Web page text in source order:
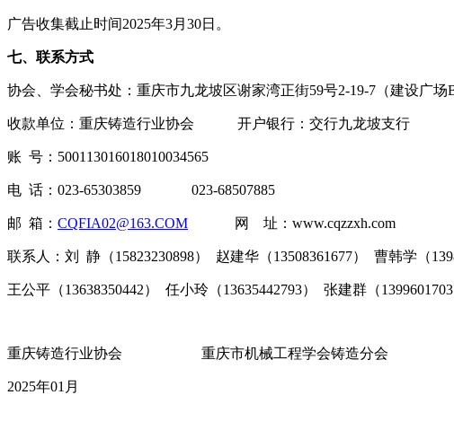
广告收集截止时间2025年3月30日。
七、联系方式
协会、学会秘书处：重庆市九龙坡区谢家湾正街59号2-19-7（建设广场
收款单位：重庆铸造行业协会 开户银行：交行九龙坡支行
账 号：500113016018010034565
电 话：023-65303859 023-68507885
邮 箱： CQFIA02@163.COM 网 址：www.cqzzxh.com
联系人：刘 静（15823230898） 赵建华（13508361677） 曹韩学（
王公平（13638350442） 任小玲（13635442793） 张建群（
重庆铸造行业协会 重庆市机械工程学会铸造分
2025年01月